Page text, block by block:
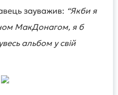
зауважив: “Якби я
МакДонагом, я б
альбом у свій